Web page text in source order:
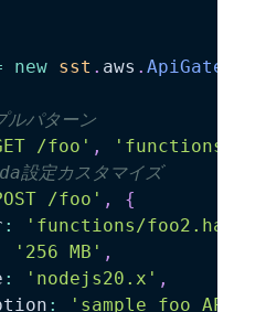
new sst . aws .
パターン
/foo' ,
'functions/
定カスタマイズ
/foo' ,
{
:
'functions/
'256 MB' ,
: 'nodejs20.x' ,
: 'sample foo API'